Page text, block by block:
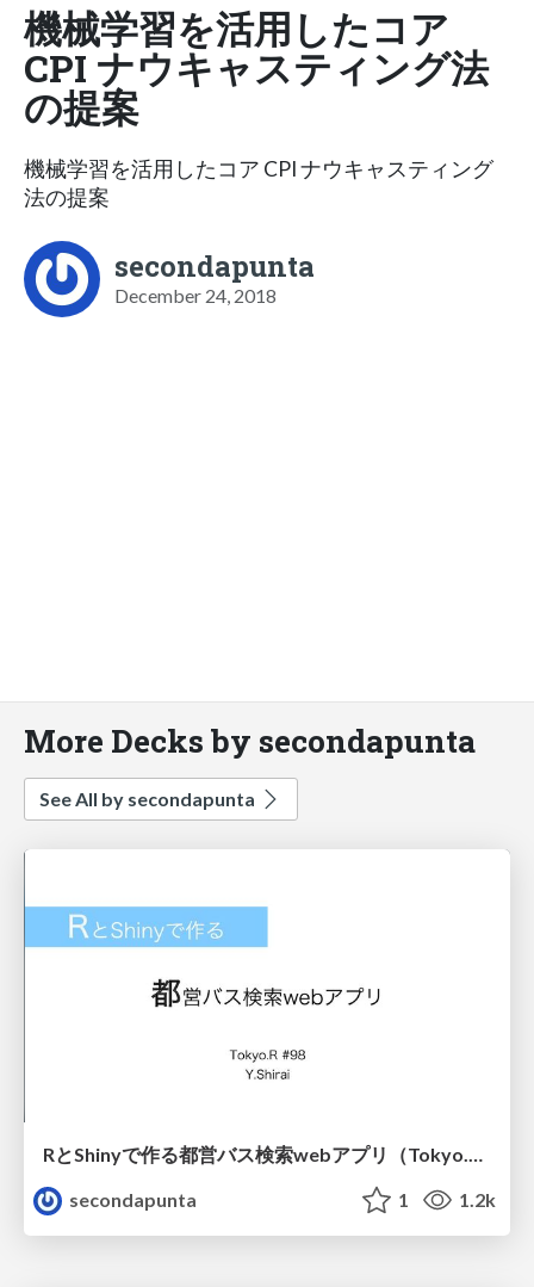
機械学習を活用したコア
CPI ナウキャスティング法
の提案
機械学習を活用したコア CPI ナウキャスティング
法の提案
secondapunta
December 24, 2018
More Decks by secondapunta
See All by secondapunta
RとShinyで作る都営バス検索webアプリ（Tokyo.R #98）
secondapunta
1 1.2k